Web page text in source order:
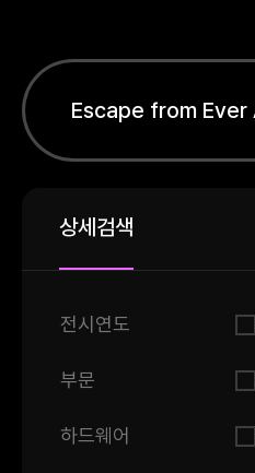
상세검색
전시연도
부문
하드웨어